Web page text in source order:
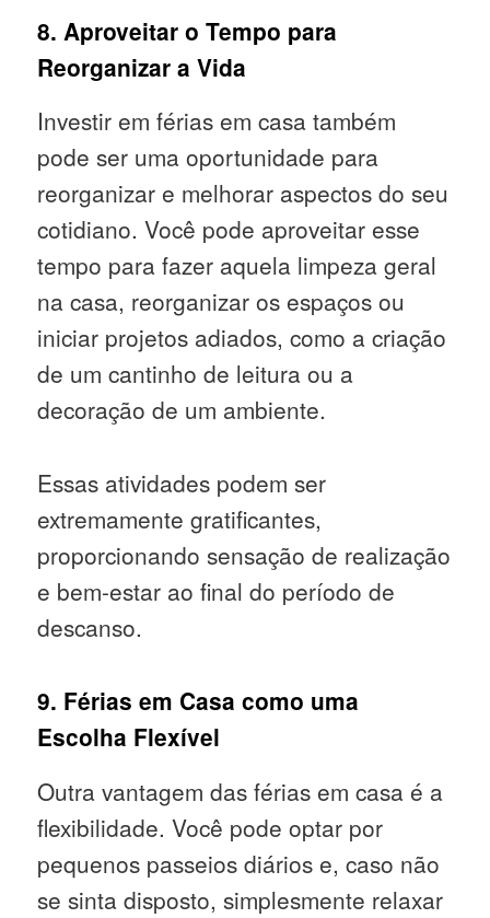
8. Aproveitar o Tempo para
Reorganizar a Vida
Investir em férias em casa também
pode ser uma oportunidade para
reorganizar e melhorar aspectos do seu
cotidiano. Você pode aproveitar esse
tempo para fazer aquela limpeza geral
na casa, reorganizar os espaços ou
iniciar projetos adiados, como a criação
de um cantinho de leitura ou a
decoração de um ambiente.
Essas atividades podem ser
extremamente gratificantes,
proporcionando sensação de realização
e bem-estar ao final do período de
descanso.
9. Férias em Casa como uma
Escolha Flexível
Outra vantagem das férias em casa é a
flexibilidade. Você pode optar por
pequenos passeios diários e, caso não
se sinta disposto, simplesmente relaxar